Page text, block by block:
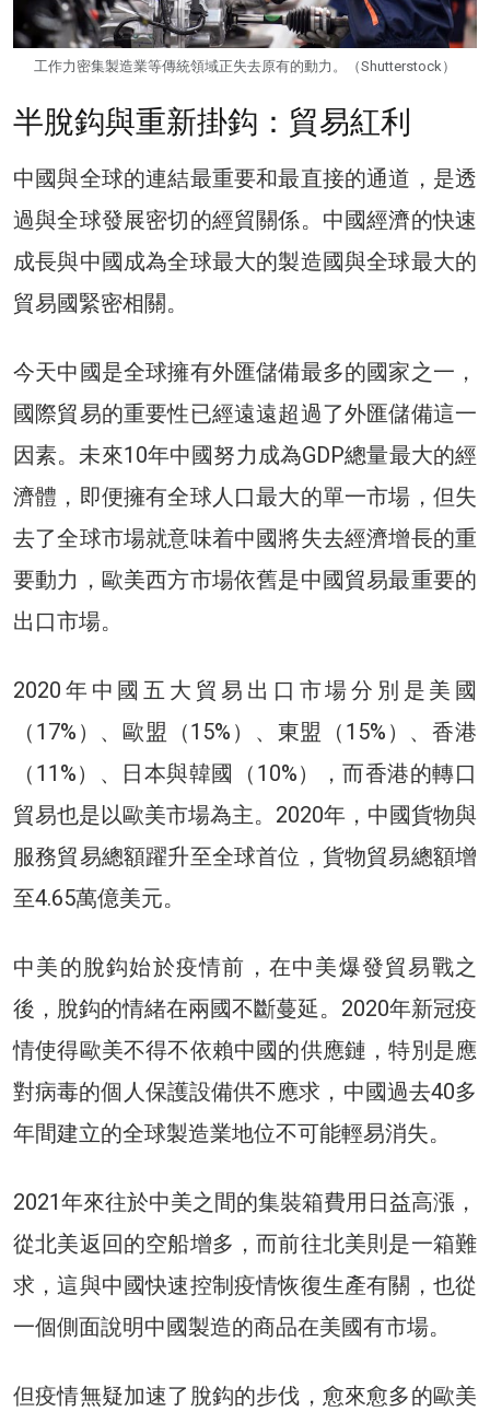
工作力密集製造業等傳統領域正失去原有的動力。（Shutterstock）
半脫鈎與重新掛鈎：貿易紅利
中國與全球的連結最重要和最直接的通道，是透
過與全球發展密切的經貿關係。中國經濟的快速
成長與中國成為全球最大的製造國與全球最大的
貿易國緊密相關。
今天中國是全球擁有外匯儲備最多的國家之一，
國際貿易的重要性已經遠遠超過了外匯儲備這一
因素。未來10年中國努力成為GDP總量最大的經
濟體，即便擁有全球人口最大的單一市場，但失
去了全球市場就意味着中國將失去經濟增長的重
要動力，歐美西方市場依舊是中國貿易最重要的
出口市場。
2020年中國五大貿易出口市場分別是美國
（17%）、歐盟（15%）、東盟（15%）、香港
（11%）、日本與韓國（10%），而香港的轉口
貿易也是以歐美市場為主。2020年，中國貨物與
服務貿易總額躍升至全球首位，貨物貿易總額增
至4.65萬億美元。
中美的脫鈎始於疫情前，在中美爆發貿易戰之
後，脫鈎的情緒在兩國不斷蔓延。2020年新冠疫
情使得歐美不得不依賴中國的供應鏈，特別是應
對病毒的個人保護設備供不應求，中國過去40多
年間建立的全球製造業地位不可能輕易消失。
2021年來往於中美之間的集裝箱費用日益高漲，
從北美返回的空船增多，而前往北美則是一箱難
求，這與中國快速控制疫情恢復生產有關，也從
一個側面說明中國製造的商品在美國有市場。
但疫情無疑加速了脫鈎的步伐，愈來愈多的歐美